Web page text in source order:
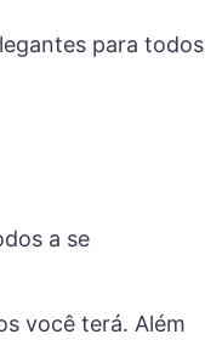
para todos
a se
você terá. Além